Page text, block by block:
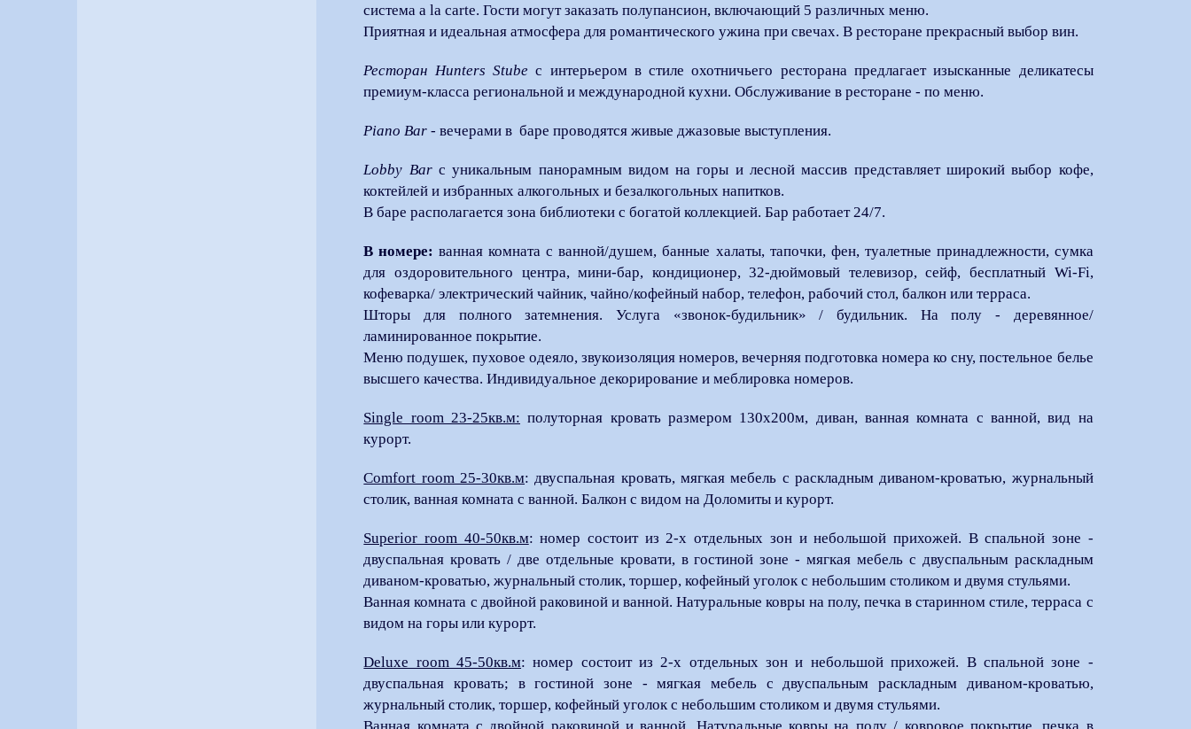
система a la carte. Гости могут заказать полупансион, включающий 5 различных меню.
Приятная и идеальная атмосфера для романтического ужина при свечах. В ресторане прекрасный выбор вин.
Ресторан Hunters Stube с интерьером в стиле охотничьего ресторана предлагает изысканные деликатесы
премиум-класса региональной и международной кухни. Обслуживание в ресторане - по меню.
Piano Bar - вечерами в баре проводятся живые джазовые выступления.
Lobby Barс уникальным панорамным видом на горы и лесной массив представляет широкий выбор кофе,
коктейлей и избранных алкогольных и безалкогольных напитков.
В баре располагается зона библиотеки с богатой коллекцией. Бар работает 24/7.
В номере: ванная комната с ванной/душем, банные халаты, тапочки, фен, туалетные принадлежности, сумка
для оздоровительного центра, мини-бар, кондиционер, 32-дюймовый телевизор, сейф, бесплатный Wi-Fi,
кофеварка/ электрический чайник, чайно/кофейный набор, телефон, рабочий стол, балкон или терраса.
Шторы для полного затемнения. Услуга «звонок-будильник» / будильник. На полу - деревянное/
ламинированное покрытие.
Меню подушек, пуховое одеяло, звукоизоляция номеров, вечерняя подготовка номера ко сну, постельное белье
высшего качества. Индивидуальное декорирование и меблировка номеров.
Single room 23-25кв.м: полуторная кровать размером 130х200м, диван, ванная комната с ванной, вид на
курорт.
Comfort room 25-30кв.м: двуспальная кровать, мягкая мебель с раскладным диваном-кроватью, журнальный
столик, ванная комната с ванной. Балкон с видом на Доломиты и курорт.
Superior room 40-50кв.м: номер состоит из 2-х отдельных зон и небольшой прихожей. В спальной зоне -
двуспальная кровать / две отдельные кровати, в гостиной зоне - мягкая мебель с двуспальным раскладным
диваном-кроватью, журнальный столик, торшер, кофейный уголок с небольшим столиком и двумя стульями.
Ванная комната с двойной раковиной и ванной. Натуральные ковры на полу, печка в старинном стиле, терраса с
видом на горы или курорт.
Deluxe room 45-50кв.м: номер состоит из 2-х отдельных зон и небольшой прихожей. В спальной зоне -
двуспальная кровать; в гостиной зоне - мягкая мебель с двуспальным раскладным диваном-кроватью,
журнальный столик, торшер, кофейный уголок с небольшим столиком и двумя стульями.